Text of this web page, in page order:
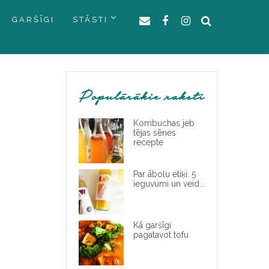
GARŠĪGI STĀSTI
Populārākie raksti
Kombuchas jeb
tējas sēnes
recepte
Par ābolu etiķi. 5
ieguvumi un veid...
Kā garšīgi
pagatavot tofu